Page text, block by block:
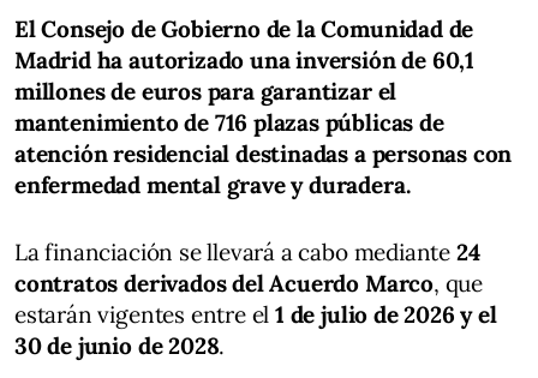
El Consejo de Gobierno de la Comunidad de
Madrid ha autorizado una inversión de 60,1
millones de euros para garantizar el
mantenimiento de 716 plazas públicas de
atención residencial destinadas a personas con
enfermedad mental grave y duradera.
La financiación se llevará a cabo mediante 24
contratos derivados del Acuerdo Marco, que
estarán vigentes entre el1 de julio de 2026 y el
30 de junio de 2028.